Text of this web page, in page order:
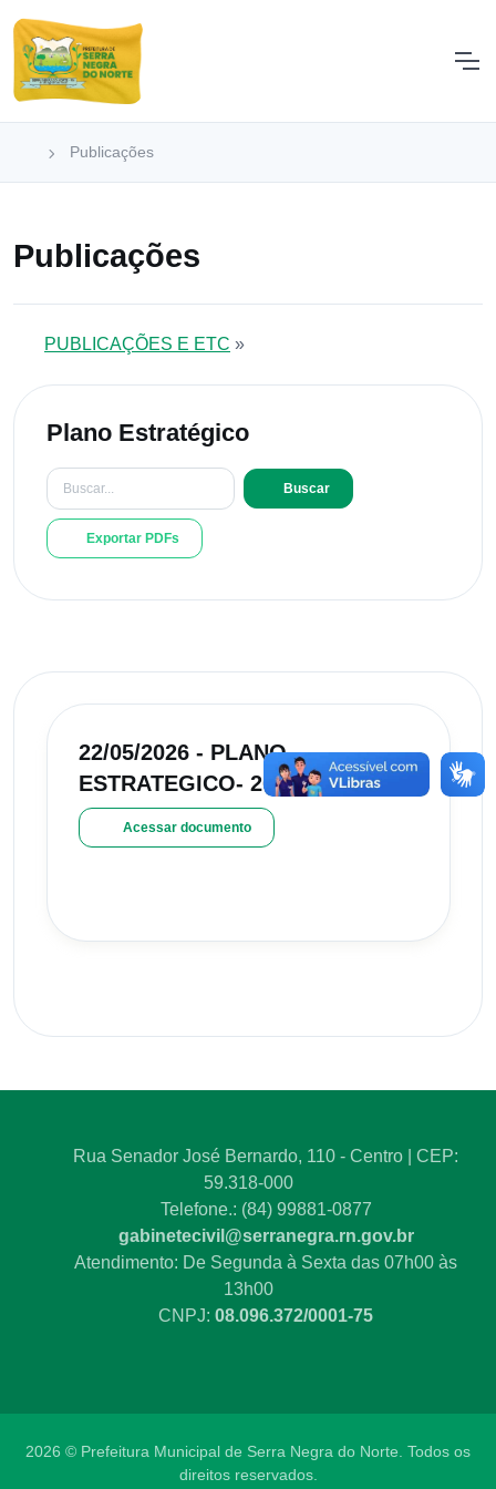
Publicações
Publicações
PUBLICAÇÕES E ETC »
Plano Estratégico
Buscar
Exportar PDFs
22/05/2026 - PLANO
ESTRATEGICO- 2025/2028
Acessar documento
Rua Senador José Bernardo, 110 - Centro | CEP:
59.318-000
Telefone.: (84) 99881-0877
gabinetecivil@serranegra.rn.gov.br
Atendimento: De Segunda à Sexta das 07h00 às
13h00
CNPJ: 08.096.372/0001-75
2026 © Prefeitura Municipal de Serra Negra do Norte. Todos os
direitos reservados.